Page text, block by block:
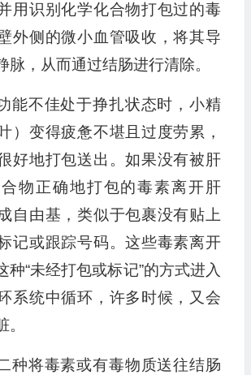
用识别化学化合物打包过的毒
外侧的微小血管吸收，将其导
脉，从而通过结肠进行清除。
能不佳处于挣扎状态时，小精
）变得疲惫不堪且过度劳累，
好地打包送出。如果没有被肝
物正确地打包的毒素离开肝
自由基，类似于包裹没有贴上
记或跟踪号码。这些毒素离开
种“未经打包或标记”的方式进入
系统中循环，许多时候，又会
种将毒素或有毒物质送往结肠